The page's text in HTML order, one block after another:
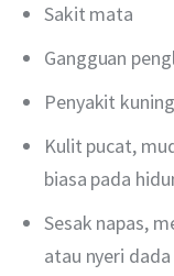
Sakit mata
Gangguan
Penyakit kuning
Kulit pucat,
biasa pada
Sesak napas,
atau nyeri dada